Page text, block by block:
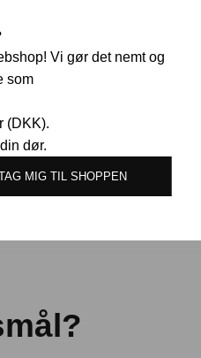
Vi gør det nemt og
som
(DKK).
dør.
MIG TIL SHOPPEN
Over 100.000
kunder i Danmark